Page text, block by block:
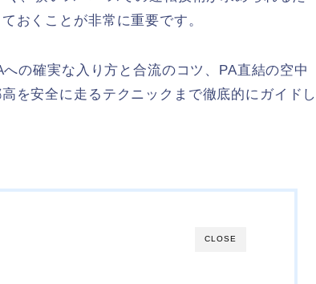
おくことが非常に重要です。
の確実な入り方と合流のコツ、PA直結の空中
を安全に走るテクニックまで徹底的にガイドし
CLOSE